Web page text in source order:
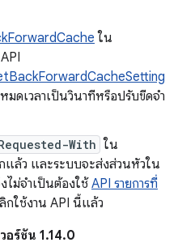
ใน
ดเวลาเป็นวินาทีหรือปรับขีดจํา
With ใน
แล้ว และระบบจะส่งส่วนหัวใน
ม่จำเป็นต้องใช้ API รายการที่
กใช้งาน API นี้แล้ว
อร์ชัน 1.14.0